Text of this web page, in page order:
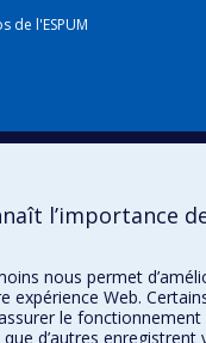
aux hydrocarbures
reconnus.
de l'ESPUM
l’importance
nous permet
expérience Web.
le fonctionnement
d’autres enregistrent